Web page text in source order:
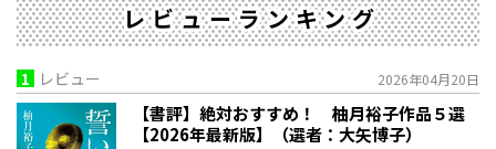
レビューランキング
1 レビュー 2026年04月20日
【書評】絶対おすすめ！ 柚月裕子作品５選
【2026年最新版】（選者：大矢博子）